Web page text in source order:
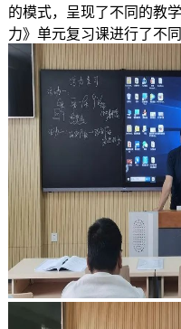
的模式，呈现了不同的教
力》单元复习课进行了不